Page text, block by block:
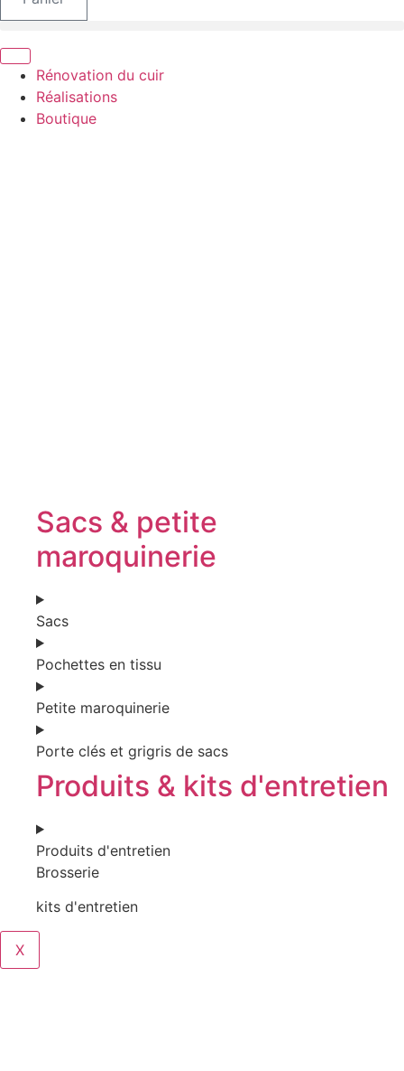
Rénovation du cuir
Réalisations
Boutique
Sacs & petite
maroquinerie
Sacs
Pochettes en tissu
Petite maroquinerie
Porte clés et grigris de sacs
Produits & kits d'entretien
Produits d'entretien
Brosserie
kits d'entretien
X